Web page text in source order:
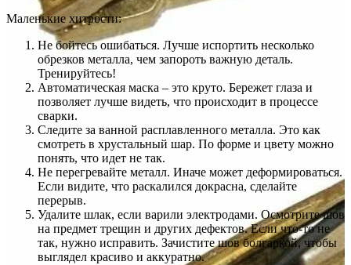
Маленькие хитрости:
Не бойтесь ошибаться. Лучше испортить несколько
обрезков металла, чем запороть важную деталь.
Тренируйтесь!
Автоматическая маска – это круто. Бережет глаза и
позволяет лучше видеть, что происходит в процессе
сварки.
Следите за ванной расплавленного металла. Это как
смотреть в хрустальный шар. По форме и цвету можно
понять, что идет не так.
Не перегревайте металл. Иначе может деформироваться.
Если видите, что раскалился докрасна, сделайте
перерыв.
Удалите шлак, если варили электродами. Осмотрите шов
на предмет трещин и других дефектов. Если что-то не
так, нужно исправить. Зачистите шов болгаркой, чтобы
выглядел красиво и аккуратно.